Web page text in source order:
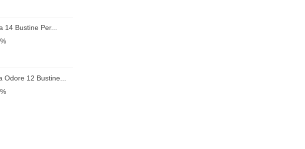
Bustine Per...
Odore 12 Bustine...